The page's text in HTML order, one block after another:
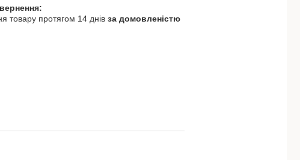
товару протягом 14 днів за домовленістю